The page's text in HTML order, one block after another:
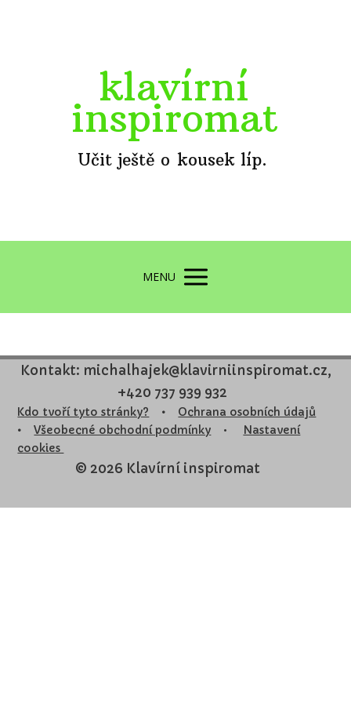
klavírní
inspiromat
Učit ještě o kousek líp.
MENU
Kontakt: michalhajek@klavirniinspiromat.cz,
+420 737 939 932
Kdo tvoří tyto stránky? •
Ochrana osobních údajů
•
Všeobecné obchodní podmínky • Nastavení
cookies
© 2026 Klavírní inspiromat